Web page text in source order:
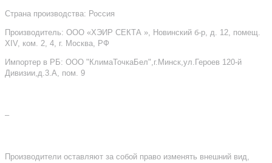
Страна производства: Россия
Производитель: ООО «ХЭИР СЕКТА », Новинский б-р, д. 12, помещ.
XIV, ком. 2, 4, г. Москва, РФ
Импортер в РБ: ООО "КлимаТочкаБел",г.Минск,ул.Героев 120-й
Дивизии,д.3.А, пом. 9
–
Производители оставляют за собой право изменять внешний вид,